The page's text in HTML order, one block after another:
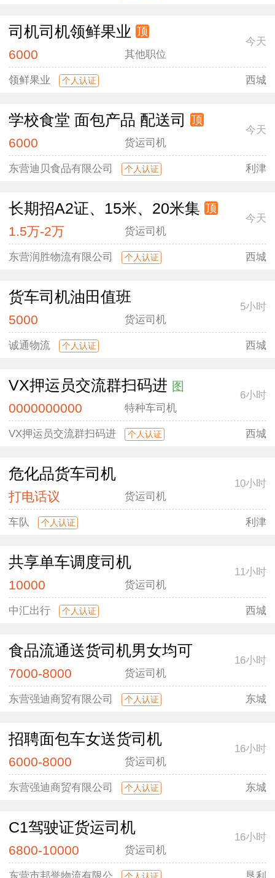
司机司机领鲜果业 顶
6000 其他职位
今天
领鲜果业 个人认证 西城
学校食堂 面包产品 配送司 顶
6000 货运司机
今天
东营迪贝食品有限公司 个人认证 利津
长期招A2证、15米、20米集 顶
1.5万-2万 货运司机
今天
东营润胜物流有限公司 个人认证 西城
货车司机油田值班
5000 货运司机
5小时
诚通物流 个人认证 西城
VX押运员交流群扫码进 图
0000000000 特种车司机
6小时
VX押运员交流群扫码进 个人认证 西城
危化品货车司机
打电话议 货运司机
10小时
车队 个人认证 利津
共享单车调度司机
10000 货运司机
11小时
中汇出行 个人认证 西城
食品流通送货司机男女均可
7000-8000 货运司机
16小时
东营强迪商贸有限公司 个人认证 东城
招聘面包车女送货司机
6000-8000 货运司机
16小时
东营强迪商贸有限公司 个人认证 东城
C1驾驶证货运司机
6800-10000 货运司机
16小时